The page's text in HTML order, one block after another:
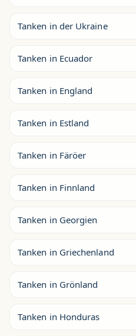
Tanken in der Ukraine
Tanken in Ecuador
Tanken in England
Tanken in Estland
Tanken in Färöer
Tanken in Finnland
Tanken in Georgien
Tanken in Griechenland
Tanken in Grönland
Tanken in Honduras